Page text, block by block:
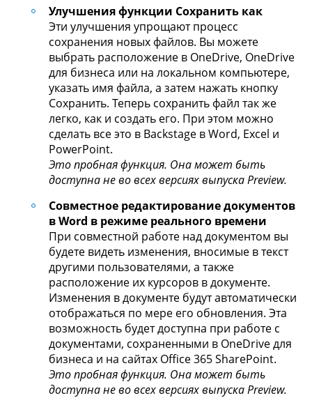
Улучшения функции Сохранить как
Эти улучшения упрощают процесс
сохранения новых файлов. Вы можете
выбрать расположение в OneDrive, OneDrive
для бизнеса или на локальном компьютере,
указать имя файла, а затем нажать кнопку
Сохранить. Теперь сохранить файл так же
легко, как и создать его. При этом можно
сделать все это в Backstage в Word, Excel и
PowerPoint.
Это пробная функция. Она может быть
доступна не во всех версиях выпуска Preview.
Совместное редактирование документов
в Word в режиме реального времени
При совместной работе над документом вы
будете видеть изменения, вносимые в текст
другими пользователями, а также
расположение их курсоров в документе.
Изменения в документе будут автоматически
отображаться по мере его обновления. Эта
возможность будет доступна при работе с
документами, сохраненными в OneDrive для
бизнеса и на сайтах Office 365 SharePoint.
Это пробная функция. Она может быть
доступна не во всех версиях выпуска Preview.